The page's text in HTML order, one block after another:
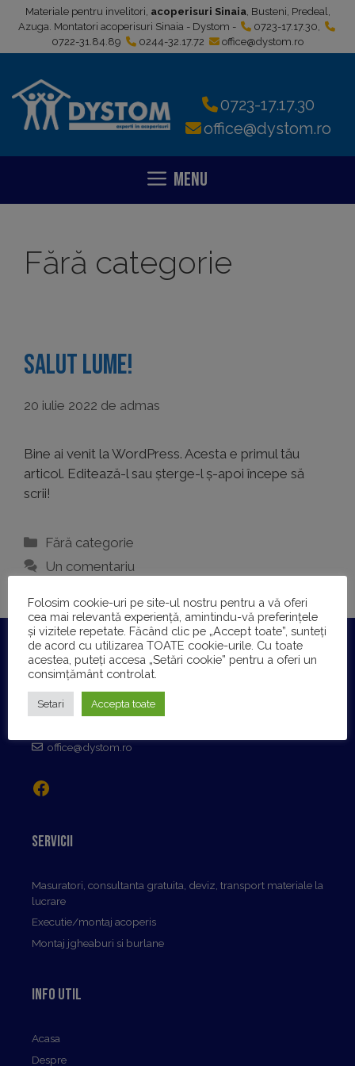
Materiale pentru invelitori, acoperisuri Sinaia, Busteni, Predeal,
Azuga. Montatori acoperisuri Sinaia - Dystom -
0723-17.17.30,
0722-31.84.89
0244-32.17.72 office@dystom.ro
0723-17.17.30
office@dystom.ro
Menu
Fără categorie
Salut lume!
20 iulie 2022 de admas
Bine ai venit la WordPress. Acesta e primul tău
articol. Editează-l sau șterge-l ș-apoi începe să
scrii!
Categorii
Fără categorie
Un comentariu
DYSTOM SRL
Reg. com.: J29/152/2001
CIF: RO13708450
Bld. Libertatii, Nr.218 Busteni, Judet: Prahova
office@dystom.ro
Facebook
Servicii
Masuratori, consultanta gratuita, deviz, transport materiale la
lucrare
Executie/montaj acoperis
Montaj jgheaburi si burlane
Info util
Acasa
Despre
Folosim cookie-uri pe site-ul nostru pentru a vă oferi
cea mai relevantă experiență, amintindu-vă preferințele
și vizitele repetate. Făcând clic pe „Accept toate”, sunteți
de acord cu utilizarea TOATE cookie-urile. Cu toate
acestea, puteți accesa „Setări cookie” pentru a oferi un
consimțământ controlat.
Setari Accepta toate